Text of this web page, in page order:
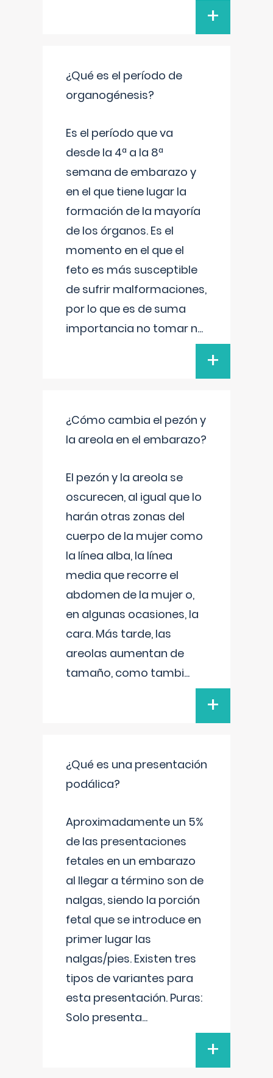
+
¿Qué es el período de
organogénesis?
Es el período que va
desde la 4ª a la 8ª
semana de embarazo y
en el que tiene lugar la
formación de la mayoría
de los órganos. Es el
momento en el que el
feto es más susceptible
de sufrir malformaciones,
por lo que es de suma
importancia no tomar n...
+
¿Cómo cambia el pezón y
la areola en el embarazo?
El pezón y la areola se
oscurecen, al igual que lo
harán otras zonas del
cuerpo de la mujer como
la línea alba, la línea
media que recorre el
abdomen de la mujer o,
en algunas ocasiones, la
cara. Más tarde, las
areolas aumentan de
tamaño, como tambi...
+
¿Qué es una presentación
podálica?
Aproximadamente un 5%
de las presentaciones
fetales en un embarazo
al llegar a término son de
nalgas, siendo la porción
fetal que se introduce en
primer lugar las
nalgas/pies. Existen tres
tipos de variantes para
esta presentación. Puras:
Solo presenta...
+